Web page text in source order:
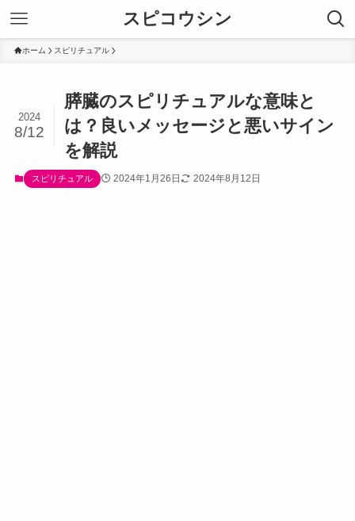
スピコウシン
ホーム スピリチュアル
膵臓のスピリチュアルな意味と
は？良いメッセージと悪いサイン
を解説
2024
8/12
スピリチュアル 2024年1月26日 2024年8月12日